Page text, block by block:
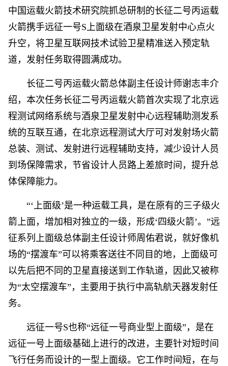
中国运载火箭技术研究院抓总研制的长征二号丙运载
火箭携手远征一号S上面级在酒泉卫星发射中心点火
升空，将卫星互联网技术试验卫星精准送入预定轨
道，发射任务取得圆满成功。
长征二号丙运载火箭总体副主任设计师谢志丰介
绍，本次任务长征二号丙运载火箭首次实现了北京远
程测试网络系统与酒泉卫星发射中心远程辅助测发系
统的互联互通，在北京远程测试大厅可对发射场火箭
总装、测试、发射进行远程辅助支持，减少设计人员
到场保障需求，节省设计人员路上差旅时间，提升总
体保障能力。
“‘上面级’是一种运载工具，是在原有的三子级火
箭上面，增加相对独立的一级，形成‘四级火箭’。”远
征系列上面级总体副主任设计师周佑君说，就好像机
场的“摆渡车”可以将乘客送往不同目的地，上面级可
以先后把不同的卫星直接送到工作轨道，因此又被称
为“太空摆渡车”，主要用于执行中高轨航天器发射任
务。
远征一号S也称“远征一号商业型上面级”，是在
远征一号上面级基础上进行的改进，主要针对短时间
飞行任务而设计的一型上面级。它工作时间短，在与